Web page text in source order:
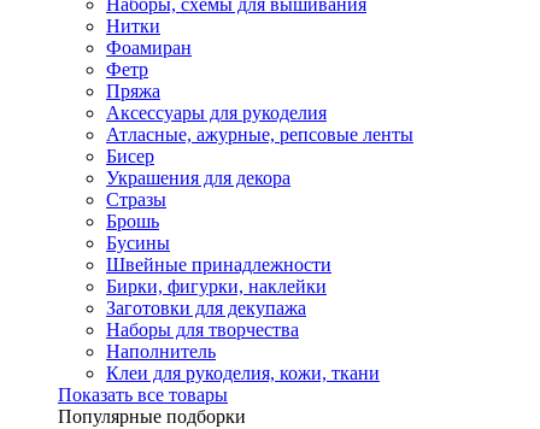
Наборы, схемы для вышивания
Нитки
Фоамиран
Фетр
Пряжа
Аксессуары для рукоделия
Атласные, ажурные, репсовые ленты
Бисер
Украшения для декора
Стразы
Брошь
Бусины
Швейные принадлежности
Бирки, фигурки, наклейки
Заготовки для декупажа
Наборы для творчества
Наполнитель
Клеи для рукоделия, кожи, ткани
Показать все товары
Популярные подборки